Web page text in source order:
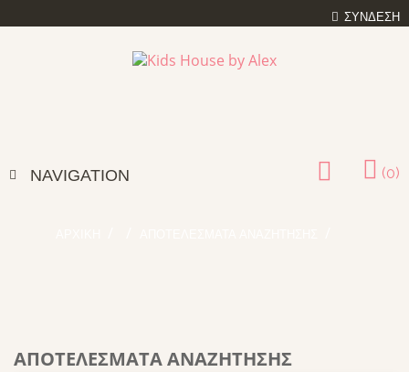
ΣΎΝΔΕΣΗ
(0)
NAVIGATION
ΑΠΟΤΕΛΈΣΜΑΤΑ ΑΝΑΖΉΤΗΣΗΣ